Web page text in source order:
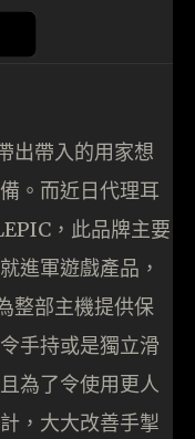
帶入的用家想
。而近日代理耳
，此品牌主要
進軍遊戲產品，
整部主機提供保
手持或是獨立滑
為了令使用更人
，大大改善手掣